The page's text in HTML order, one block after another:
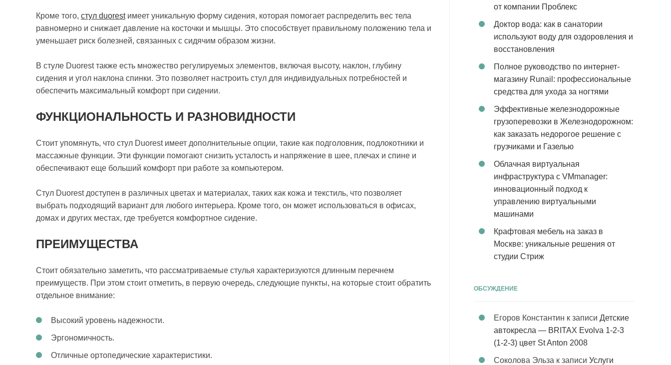
Кроме того, стул duorestимеет уникальную форму сидения, которая помогает распределить вес тела
равномерно и снижает давление на косточки и мышцы. Это способствует правильному положению тела и
уменьшает риск болезней, связанных с сидячим образом жизни.
В стуле Duorest также есть множество регулируемых элементов, включая высоту, наклон, глубину
сидения и угол наклона спинки. Это позволяет настроить стул для индивидуальных потребностей и
обеспечить максимальный комфорт при сидении.
ФУНКЦИОНАЛЬНОСТЬ И РАЗНОВИДНОСТИ
Стоит упомянуть, что стул Duorest имеет дополнительные опции, такие как подголовник, подлокотники и
массажные функции. Эти функции помогают снизить усталость и напряжение в шее, плечах и спине и
обеспечивают еще больший комфорт при работе за компьютером.
Стул Duorest доступен в различных цветах и материалах, таких как кожа и текстиль, что позволяет
выбрать подходящий вариант для любого интерьера. Кроме того, он может использоваться в офисах,
домах и других местах, где требуется комфортное сидение.
ПРЕИМУЩЕСТВА
Стоит обязательно заметить, что рассматриваемые стулья характеризуются длинным перечнем
преимуществ. При этом стоит отметить, в первую очередь, следующие пункты, на которые стоит обратить
отдельное внимание:
Высокий уровень надежности.
Эргономичность.
Отличные ортопедические характеристики.
от компании Проблекс
Доктор вода: как в санатории
используют воду для оздоровления и
восстановления
Полное руководство по интернет-
магазину Runail: профессиональные
средства для ухода за ногтями
Эффективные железнодорожные
грузоперевозки в Железнодорожном:
как заказать недорогое решение с
грузчиками и Газелью
Облачная виртуальная
инфраструктура с VMmanager:
инновационный подход к
управлению виртуальными
машинами
Крафтовая мебель на заказ в
Москве: уникальные решения от
студии Стриж
ОБСУЖДЕНИЕ
Егоров Константин к записи Детские
автокресла — BRITAX Evolva 1-2-3
(1-2-3) цвет St Anton 2008
Соколова Эльза к записи Услуги